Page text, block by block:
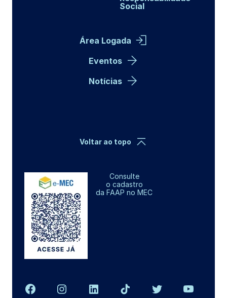
Social
Área Logada
Eventos
Notícias
Consulte
o cadastro
da FAAP no MEC
Voltar ao topo